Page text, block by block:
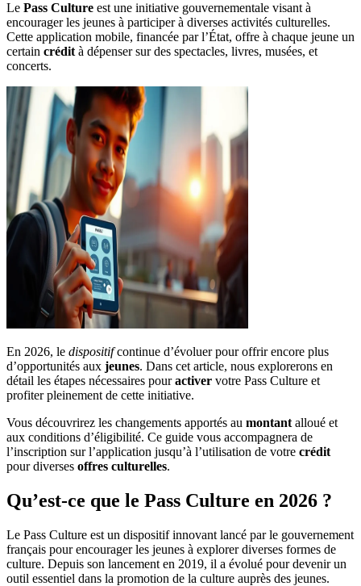
Le Pass Culture est une initiative gouvernementale visant à
encourager les jeunes à participer à diverses activités culturelles.
Cette application mobile, financée par l’État, offre à chaque jeune un
certain crédit à dépenser sur des spectacles, livres, musées, et
concerts.
En 2026, le dispositifcontinue d’évoluer pour offrir encore plus
d’opportunités aux jeunes. Dans cet article, nous explorerons en
détail les étapes nécessaires pouractiver votre Pass Culture et
profiter pleinement de cette initiative.
Vous découvrirez les changements apportés au montant alloué et
aux conditions d’éligibilité. Ce guide vous accompagnera de
l’inscription sur l’application jusqu’à l’utilisation de votre crédit
pour diverses offres culturelles.
Qu’est-ce que le Pass Culture en 2026 ?
Le Pass Culture est un dispositif innovant lancé par le gouvernement
français pour encourager les jeunes à explorer diverses formes de
culture. Depuis son lancement en 2019, il a évolué pour devenir un
outil essentiel dans la promotion de la culture auprès des jeunes.